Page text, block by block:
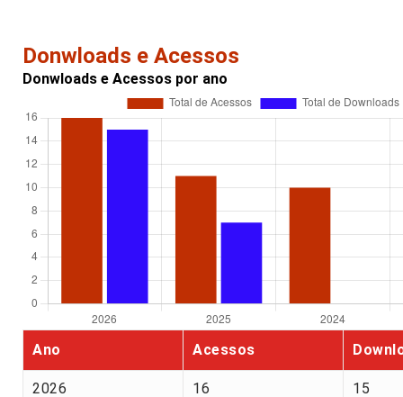
Donwloads e Acessos
Donwloads e Acessos por ano
Ano Acessos
2026 16 15